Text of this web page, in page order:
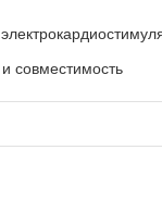
совместимость